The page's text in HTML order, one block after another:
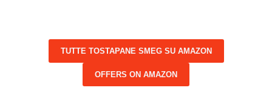
TUTTE TOSTAPANE SMEG SU AMAZON
OFFERS ON AMAZON